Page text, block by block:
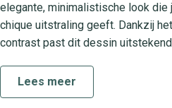
elegante, minimalistische look die
chique uitstraling geeft. Dankzij
contrast past dit dessin
De grafische luipaarden creëren
voegen een luxe touch toe zonder
Lees meer